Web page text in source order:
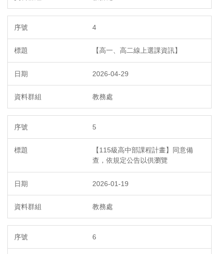
4
【高一、高二線上選課資訊】
2026-04-29
教務處
5
【115級高中部課程計畫】同意備
查，依規定公告以供瀏覽
2026-01-19
教務處
6